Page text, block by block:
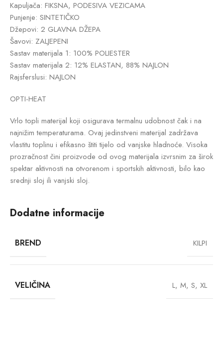
Kapuljača: FIKSNA, PODESIVA VEZICAMA
Punjenje: SINTETIČKO
Džepovi: 2 GLAVNA DŽEPA
Šavovi: ZALJEPENI
Sastav materijala 1: 100% POLIESTER
Sastav materijala 2: 12% ELASTAN, 88% NAJLON
Rajsferslusi: NAJLON
OPTI-HEAT
Vrlo topli materijal koji osigurava termalnu udobnost čak i na
najnižim temperaturama. Ovaj jedinstveni materijal zadržava
vlastitu toplinu i efikasno štiti tijelo od vanjske hladnoće. Visoka
prozračnost čini proizvode od ovog materijala izvrsnim za širok
spektar aktivnosti na otvorenom i sportskih aktivnosti, bilo kao
srednji sloj ili vanjski sloj.
Dodatne informacije
BREND KILPI
VELIČINA L, M, S, XL